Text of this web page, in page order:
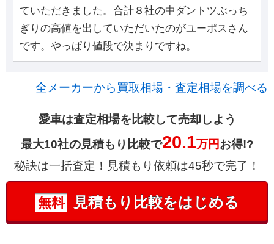
ていただきました。合計８社の中ダントツぶっち
ぎりの高値を出していただいたのがユーポスさん
です。やっぱり値段で決まりですね。
全メーカーから買取相場・査定相場を調べる
愛車は査定相場を比較して売却しよう
最大10社の見積もり比較で20.1万円お得!?
秘訣は一括査定！見積もり依頼は45秒で完了！
無料 見積もり比較をはじめる